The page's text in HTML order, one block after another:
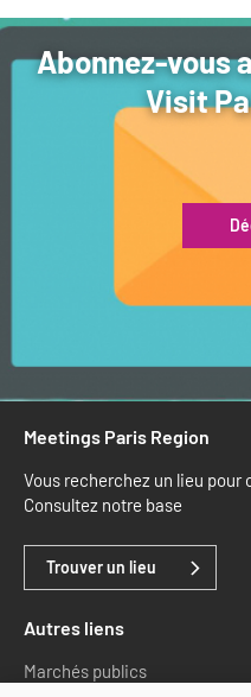
Abonnez-vous
Visit
Meetings Paris Region
Vous recherchez un lieu
Consultez notre base
Trouver un lieu
Autres liens
Marchés publics